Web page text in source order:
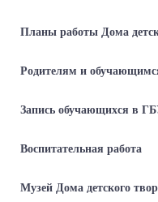
Планы работы Дома
Родителям и
Запись обучающихся в
Воспитательная работа
Музей Дома детского